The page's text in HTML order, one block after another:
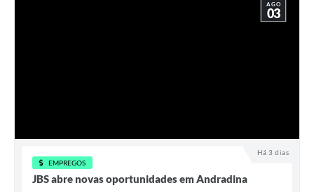
Há 3 dias
AGO
03
EMPREGOS
JBS abre novas oportunidades em Andradina